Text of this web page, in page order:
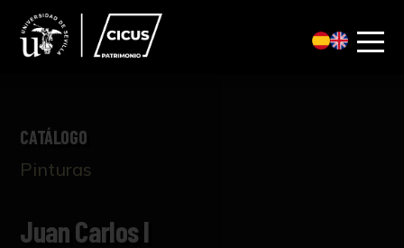
CATÁLOGO
Pinturas
Juan Carlos I